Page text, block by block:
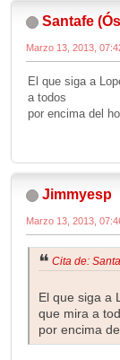
Santafe
Marzo 13, 2013,
El que siga a
a todos
por encima del
Jimmyesp
Marzo 13, 2013,
Cita de:
El que siga a
que mira a
por encima